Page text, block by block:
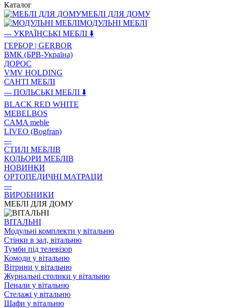
Каталог
МЕБЛІ ДЛЯ ДОМУ
МОДУЛЬНІ МЕБЛІ
--- УКРАЇНСЬКІ МЕБЛІ ⬇️
ГЕРБОР | GERBOR
ВМК (БРВ-Україна)
ДОРОС
VMV HOLDING
САНТІ МЕБЛІ
--- ПОЛЬСЬКІ МЕБЛІ ⬇️
BLACK RED WHITE
MEBELBOS
CAMA meble
LIVEO (Bogfran)
---
СТИЛІ МЕБЛІВ
КОЛЬОРИ МЕБЛІВ
НОВИНКИ
ОРТОПЕДИЧНІ МАТРАЦИ
---
ВИРОБНИКИ
МЕБЛІ ДЛЯ ДОМУ
ВIТАЛЬНI
Модульні комплекти у вітальню
Стінки в зал, вітальню
Тумби під телевізор
Комоди у вітальню
Вітрини у вітальню
Журнальні столики у вітальню
Пенали у вітальню
Стелажі у вітальню
Шафи у вітальню